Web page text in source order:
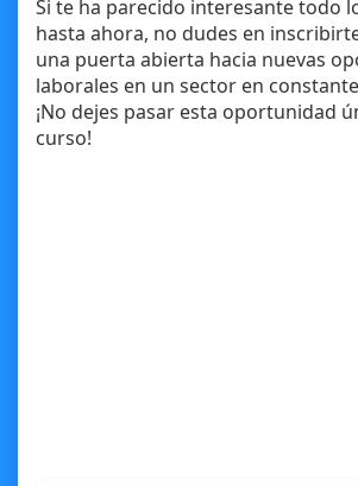
Si te ha parecido interesante todo
hasta ahora, no dudes en
una puerta abierta hacia nuevas
laborales en un sector en
¡No dejes pasar esta oportunidad
curso!